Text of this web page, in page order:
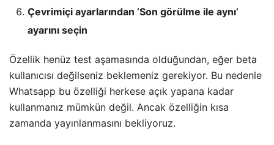
Çevrimiçi ayarlarından ‘Son görülme ile aynı’
ayarını seçin
Özellik henüz test aşamasında olduğundan, eğer beta
kullanıcısı değilseniz beklemeniz gerekiyor. Bu nedenle
Whatsapp bu özelliği herkese açık yapana kadar
kullanmanız mümkün değil. Ancak özelliğin kısa
zamanda yayınlanmasını bekliyoruz.